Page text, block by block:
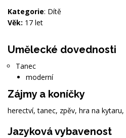
Kategorie: Dítě
Věk: 17 let
Umělecké dovednosti
Tanec
moderní
Zájmy a koníčky
herectví, tanec, zpěv, hra na kytaru,
Jazyková vybavenost